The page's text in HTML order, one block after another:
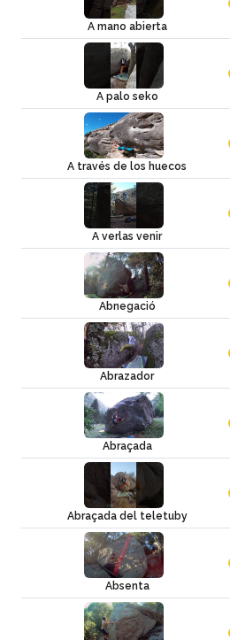
A mano abierta
A palo seko
A través de los huecos
A verlas venir
Abnegació
Abrazador
Abraçada
Abraçada del teletuby
Absenta